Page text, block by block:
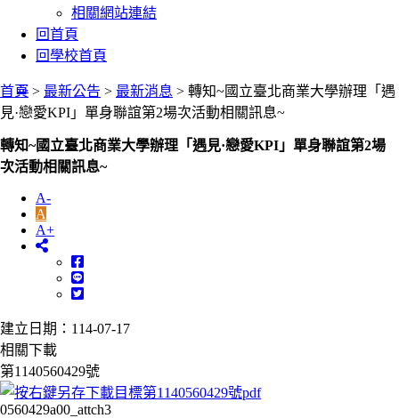
相關網站連結
回首頁
回學校首頁
:::
首頁 > 最新公告 > 最新消息 > 轉知~國立臺北商業大學辦理「遇
見·戀愛KPI」單身聯誼第2場次活動相關訊息~
轉知~國立臺北商業大學辦理「遇見·戀愛KPI」單身聯誼第2場
次活動相關訊息~
A-
A
A+
建立日期：114-07-17
相關下載
第1140560429號
0560429a00_attch3